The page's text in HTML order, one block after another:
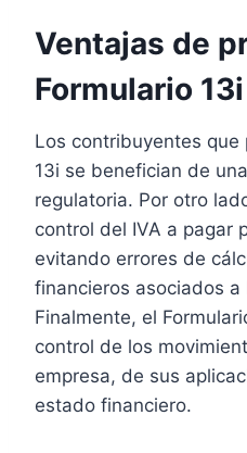
Ventajas de
Formulario 13i
Los contribuyentes que
13i se benefician de
regulatoria. Por otro
control del IVA a pagar
evitando errores de
financieros asociados a
Finalmente, el
control de los
empresa, de sus
estado financiero.